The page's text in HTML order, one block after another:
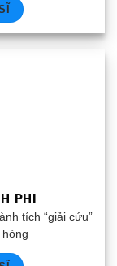
PHI
tích “giải cứu”